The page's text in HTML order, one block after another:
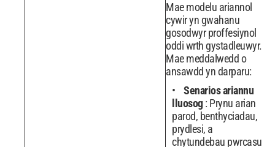
Mae modelu ariannol
cywir yn gwahanu
gosodwyr proffesiynol
oddi wrth gystadleuwyr.
Mae meddalwedd o
ansawdd yn darparu:
Senarios ariannu
lluosog: Prynu arian
parod, benthyciadau,
prydlesi, a
chytundebau pwrcasu